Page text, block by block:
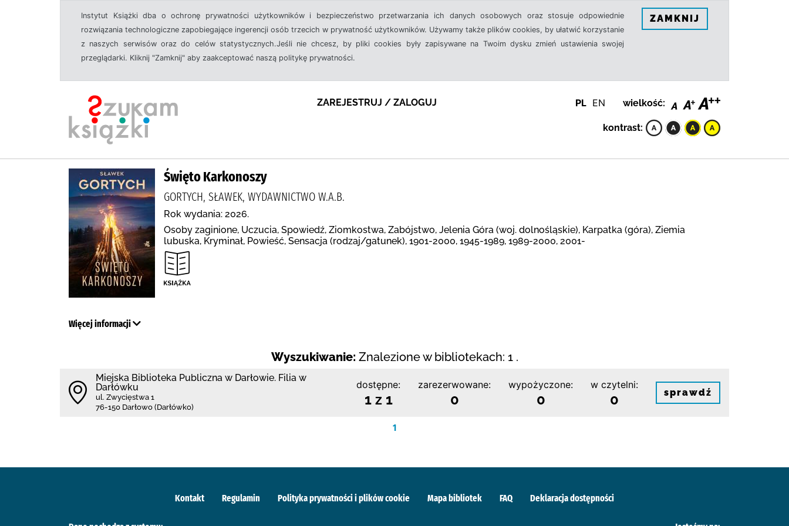
Instytut Książki dba o ochronę prywatności użytkowników i bezpieczeństwo przetwarzania ich danych osobowych oraz stosuje odpowiednie
rozwiązania technologiczne zapobiegające ingerencji osób trzecich w prywatność użytkowników. Używamy także plików cookies, by ułatwić korzystanie
z naszych serwisów oraz do celów statystycznych.Jeśli nie chcesz, by pliki cookies były zapisywane na Twoim dysku zmień ustawienia swojej
przeglądarki. Kliknij "Zamknij" aby zaakceptować naszą politykę prywatności.
ZAMKNIJ
ZAREJESTRUJ / ZALOGUJ PL EN wielkość:
kontrast:
Święto Karkonoszy
GORTYCH, SŁAWEK, WYDAWNICTWO W.A.B.
Rok wydania: 2026.
Osoby zaginione, Uczucia, Spowiedź, Ziomkostwa, Zabójstwo, Jelenia Góra (woj. dolnośląskie), Karpatka (góra), Ziemia
lubuska, Kryminał, Powieść, Sensacja (rodzaj/gatunek), 1901-2000, 1945-1989, 1989-2000, 2001-
Więcej informacji
Wyszukiwanie: Znalezione w bibliotekach: 1 .
Miejska Biblioteka Publiczna w Darłowie. Filia w
Darłówku
ul. Zwycięstwa 1
76-150 Darłowo (Darłówko)
dostępne:
1 z 1
zarezerwowane:
0
wypożyczone:
0
w czytelni:
0 sprawdź
1
Kontakt Regulamin Polityka prywatności i plików cookie Mapa bibliotek FAQ Deklaracja dostępności